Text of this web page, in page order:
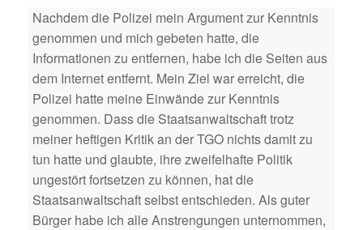
Nachdem die Polizei mein Argument zur Kenntnis
genommen und mich gebeten hatte, die
Informationen zu entfernen, habe ich die Seiten aus
dem Internet entfernt. Mein Ziel war erreicht, die
Polizei hatte meine Einwände zur Kenntnis
genommen. Dass die Staatsanwaltschaft trotz
meiner heftigen Kritik an der TGO nichts damit zu
tun hatte und glaubte, ihre zweifelhafte Politik
ungestört fortsetzen zu können, hat die
Staatsanwaltschaft selbst entschieden. Als guter
Bürger habe ich alle Anstrengungen unternommen,